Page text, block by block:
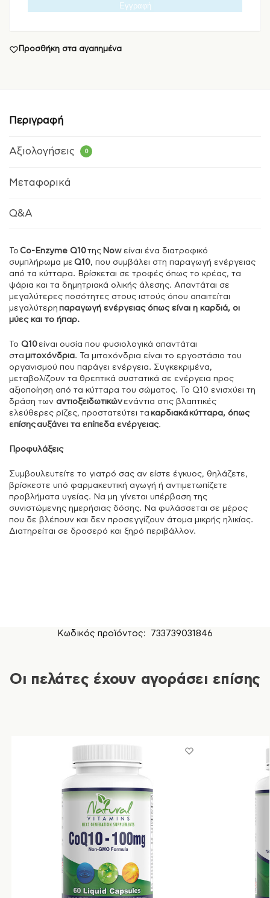
Εγγραφή
Προσθήκη στα αγαπημένα
Περιγραφή
Αξιολογήσεις 0
Μεταφορικά
Q&A
Το Co-Enzyme Q10της Νowείναι ένα διατροφικό
συμπλήρωμα με Q10, που συμβάλει στη παραγωγή ενέργειας
από τα κύτταρα. Βρίσκεται σε τροφές όπως το κρέας, τα
ψάρια και τα δημητριακά ολικής άλεσης. Απαντάται σε
μεγαλύτερες ποσότητες στους ιστούς όπου απαιτείται
μεγαλύτερη παραγωγή ενέργειας όπως είναι η καρδιά, οι
μύες και το ήπαρ.
Το Q10 είναι ουσία που φυσιολογικά απαντάται
στα μιτοχόνδρια. Τα μιτοχόνδρια είναι το εργοστάσιο του
οργανισμού που παράγει ενέργεια. Συγκεκριμένα,
μεταβολίζουν τα θρεπτικά συστατικά σε ενέργεια προς
αξιοποίηση από τα κύτταρα του σώματος. Το Q10 ενισχύει τη
δράση των αντιοξειδωτικών ενάντια στις βλαπτικές
ελεύθερες ρίζες, προστατεύτει τα καρδιακάκύτταρα, όπως
επίσηςαυξάνει τα επίπεδα ενέργειας.
Προφυλάξεις
Συμβουλευτείτε το γιατρό σας αν είστε έγκυος, θηλάζετε,
βρίσκεστε υπό φαρμακευτική αγωγή ή αντιμετωπίζετε
προβλήματα υγείας. Να μη γίνεται υπέρβαση της
συνιστώμενης ημερήσιας δόσης. Να φυλάσσεται σε μέρος
που δε βλέπουν και δεν προσεγγίζουν άτομα μικρής ηλικίας.
Διατηρείται σε δροσερό και ξηρό περιβάλλον.
Κωδικός προϊόντος: 733739031846
Οι πελάτες έχουν αγοράσει επίσης